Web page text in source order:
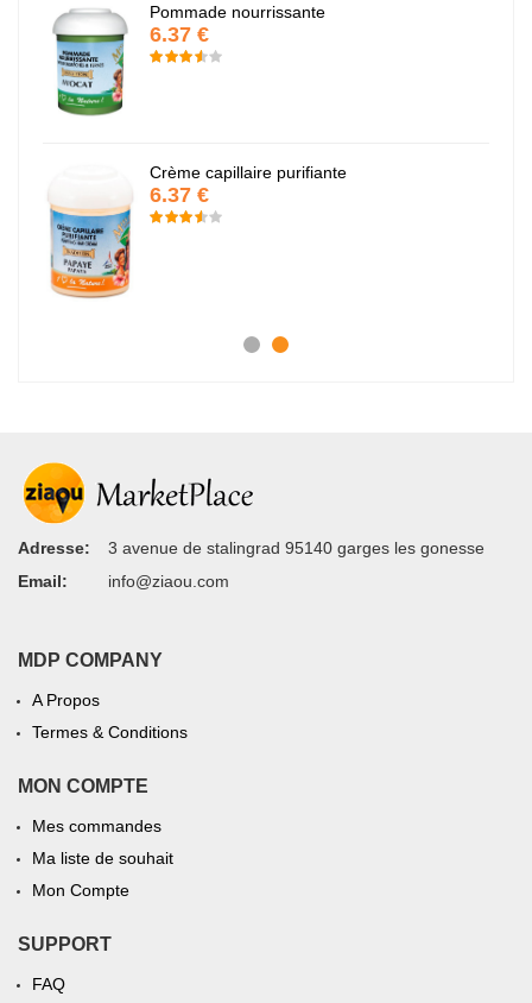
Pommade nourrissante
6.37 €
Crème capillaire purifiante
6.37 €
Adresse:
3 avenue de stalingrad 95140 garges les gonesse
Email:
info@ziaou.com
MDP COMPANY
A Propos
Termes & Conditions
MON COMPTE
Mes commandes
Ma liste de souhait
Mon Compte
SUPPORT
FAQ